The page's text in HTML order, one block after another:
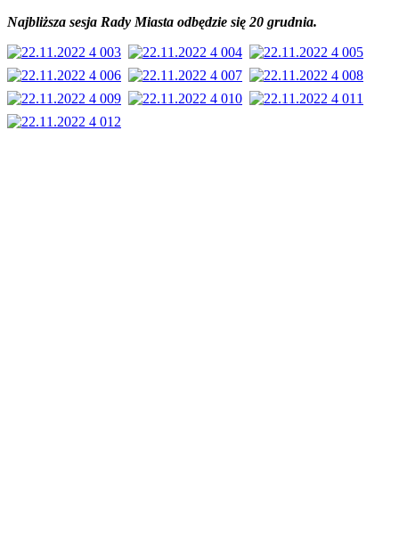
Najbliższa sesja Rady Miasta odbędzie się 20 grudnia.